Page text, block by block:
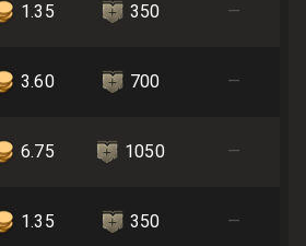
1.35 350 —
3.60 700 —
6.75 1050 —
1.35 350 —